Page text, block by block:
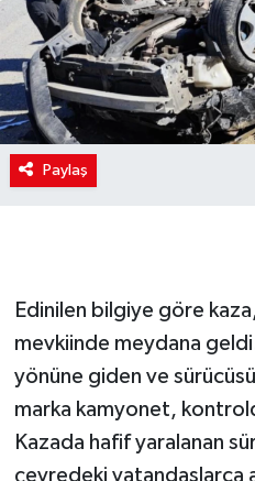
Paylaş
Edinilen bilgiye göre
mevkiinde meydana
yönüne giden ve
marka kamyonet,
Kazada hafif yaralanan
çevredeki vatandaşlarca